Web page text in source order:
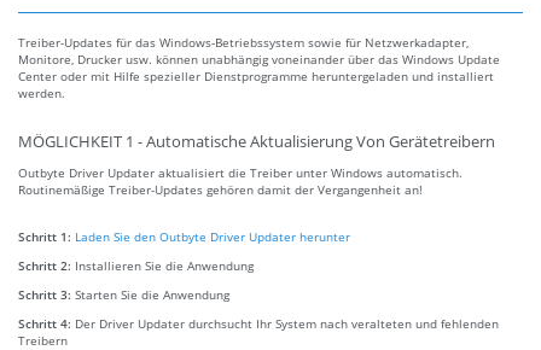
Treiber-Updates für das Windows-Betriebssystem sowie für Netzwerkadapter,
Monitore, Drucker usw. können unabhängig voneinander über das Windows Update
Center oder mit Hilfe spezieller Dienstprogramme heruntergeladen und installiert
werden.
MÖGLICHKEIT 1 - Automatische Aktualisierung Von Gerätetreibern
Outbyte Driver Updater aktualisiert die Treiber unter Windows automatisch.
Routinemäßige Treiber-Updates gehören damit der Vergangenheit an!
Schritt 1: Laden Sie den Outbyte Driver Updater herunter
Schritt 2: Installieren Sie die Anwendung
Schritt 3: Starten Sie die Anwendung
Schritt 4: Der Driver Updater durchsucht Ihr System nach veralteten und fehlenden
Treibern